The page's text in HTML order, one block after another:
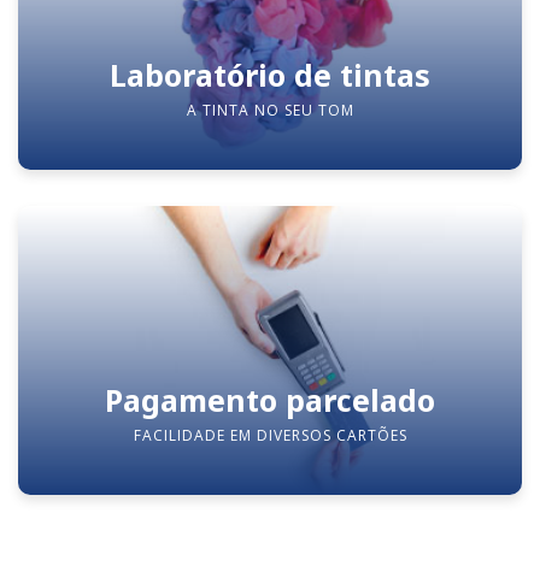
Laboratório de tintas
A TINTA NO SEU TOM
Pagamento parcelado
FACILIDADE EM DIVERSOS CARTÕES